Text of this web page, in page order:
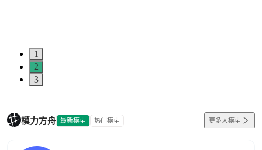
1
2
3
模力方舟 最新模型 热门模型 更多大模型